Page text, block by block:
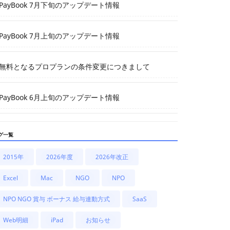
7月下旬のアップデート情報
7月上旬のアップデート情報
料となるプロプランの条件変更につきまして
6月上旬のアップデート情報
一覧
2015年 2026年度 2026年改正
Excel Mac NGO NPO
NPO NGO 賞与 ボーナス 給与連動方式 SaaS
Web明細 iPad お知らせ